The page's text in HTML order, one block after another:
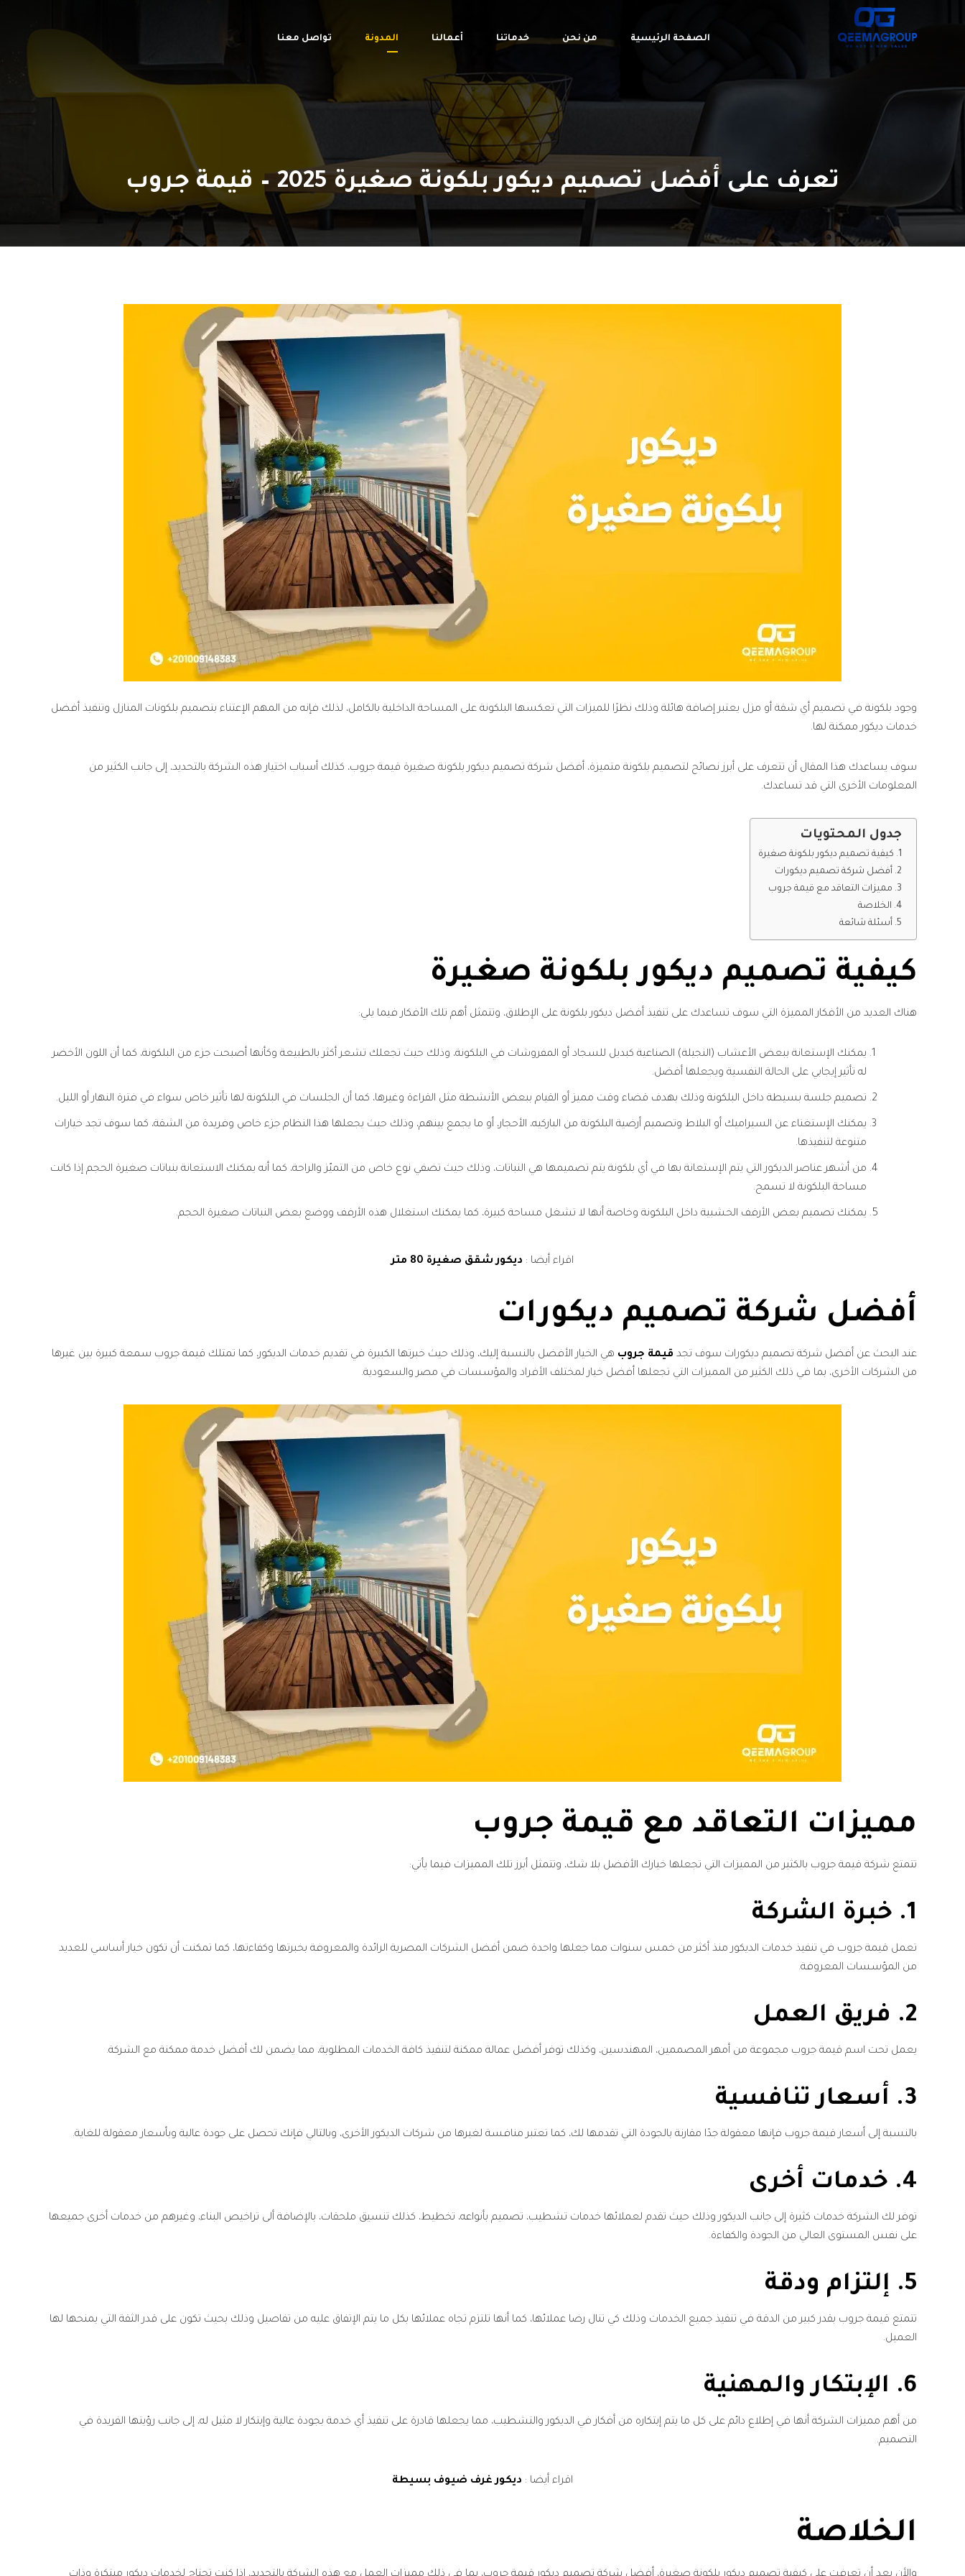
الصفحة الرئيسية من نحن خدماتنا أعمالنا المدونة تواصل معنا
تعرف على أفضل تصميم ديكور بلكونة صغيرة 2025 – قيمة جروب
وجود بلكونة في تصميم أي شقة أو مزل يعتبر إضافة هائلة وذلك نظرًا للميزات التي تعكسها البلكونة على المساحة الداخلية بالكامل، لذلك فإنه من المهم الإعتناء بتصميم بلكونات المنازل وتنفيذ أفضل
خدمات ديكور ممكنة لها.
سوف يساعدك هذا المقال أن تتعرف على أبرز نصائح لتصميم بلكونة متميزة، أفضل شركة تصميم ديكور بلكونة صغيرة قيمة جروب، كذلك أسباب اختيار هذه الشركة بالتحديد، إلى جانب الكثير من
المعلومات الأخرى التي قد تساعدك.
جدول المحتويات
كيفية تصميم ديكور بلكونة صغيرة
أفضل شركة تصميم ديكورات
مميزات التعاقد مع قيمة جروب
الخلاصة
أسئلة شائعة
كيفية تصميم ديكور بلكونة صغيرة
هناك العديد من الأفكار المميزة التي سوف تساعدك على تنفيذ أفضل ديكور بلكونة على الإطلاق، وتتمثل أهم تلك الأفكار فيما يلي:
يمكنك الإستعانة ببعض الأعشاب (النجيلة) الصناعية كبديل للسجاد أو المفروشات في البلكونة، وذلك حيث تجعلك تشعر أكثر بالطبيعة وكأنها أصبحت جزء من البلكونة، كما أن اللون الأخضر
له تأثير إيجابي على الحالة النفسية ويجعلها أفضل.
تصميم جلسة بسيطة داخل البلكونة وذلك بهدف قضاء وقت مميز أو القيام ببعض الأنشطة مثل القراءة وغيرها، كما أن الجلسات في البلكونة لها تأثير خاص سواء في فترة النهار أو الليل.
يمكنك الإستغناء عن السيراميك أو البلاط وتصميم أرضية البلكونة من الباركيه، الأحجار، أو ما يجمع بينهم، وذلك حيث يجعلها هذا النظام جزء خاص وفريدة من الشقة، كما سوف تجد خيارات
متنوعة لتنفيذها.
من أشهر عناصر الديكور التي يتم الإستعانة بها في أي بلكونة يتم تصميمها هي النباتات، وذلك حيث تضفي نوع خاص من التميّز والراحة، كما أنه يمكنك الاستعانة بنباتات صغيرة الحجم إذا كانت
مساحة البلكونة لا تسمح.
يمكنك تصميم بعض الأرفف الخشبية داخل البلكونة وخاصة أنها لا تشغل مساحة كبيرة، كما يمكنك استغلال هذه الأرفف ووضع بعض النباتات صغيرة الحجم.
اقراء أيضا : ديكور شقق صغيرة 80 متر
أفضل شركة تصميم ديكورات
عند البحث عن أفضل شركة تصميم ديكورات سوف تجد قيمة جروب هي الخيار الأفضل بالنسبة إليك، وذلك حيث خبرتها الكبيرة في تقديم خدمات الديكور، كما تمتلك قيمة جروب سمعة كبيرة بين غيرها
من الشركات الأخرى، بما في ذلك الكثير من المميزات التي تجعلها أفضل خيار لمختلف الأفراد والمؤسسات في مصر والسعودية.
مميزات التعاقد مع قيمة جروب
تتمتع شركة قيمة جروب بالكثير من المميزات التي تجعلها خيارك الأفضل بلا شك، وتتمثل أبرز تلك المميزات فيما يأتي:
1. خبرة الشركة
تعمل قيمة جروب في تنفيذ خدمات الديكور منذ أكثر من خمس سنوات مما جعلها واحدة ضمن أفضل الشركات المصرية الرائدة والمعروفة بخبرتها وكفاءتها، كما تمكنت أن تكون خيار أساسي للعديد
من المؤسسات المعروفة.
2. فريق العمل
يعمل تحت اسم قيمة جروب مجموعة من أمهر المصممين، المهندسين، وكذلك توفر أفضل عمالة ممكنة لتنفيذ كافة الخدمات المطلوبة، مما يضمن لك أفضل خدمة ممكنة مع الشركة.
3. أسعار تنافسية
بالنسبة إلى أسعار قيمة جروب فإنها معقولة جدًا مقارنة بالجودة التي تقدمها لك، كما تعتبر منافسة لغيرها من شركات الديكور الأخرى، وبالتالي فإنك تحصل على جودة عالية وبأسعار معقولة للغاية.
4. خدمات أخرى
توفر لك الشركة خدمات كثيرة إلى جانب الديكور وذلك حيث تقدم لعملائها خدمات تشطيب، تصميم بأنواعه، تخطيط، كذلك تنسيق ملحقات، بالإضافة ألى تراخيص البناء، وغيرهم من خدمات أخرى جميعها
على نفس المستوى العالي من الجودة والكفاءة.
5. إلتزام ودقة
تتمتع قيمة جروب بقدر كبير من الدقة في تنفيذ جميع الخدمات وذلك كي تنال رضا عملائها، كما أنها تلتزم تجاه عملائها بكل ما يتم الإتفاق عليه من تفاصيل وذلك بحيث تكون على قدر الثقة التي يمنحها لها
العميل.
6. الإبتكار والمهنية
من أهم مميزات الشركة أنها في إطلاع دائم على كل ما يتم إبتكاره من أفكار في الديكور والتشطيب، مما يجعلها قادرة على تنفيذ أي خدمة بجودة عالية وإبتكار لا مثيل له، إلى جانب رؤيتها الفريدة في
التصميم.
اقراء أيضا : ديكور غرف ضيوف بسيطة
الخلاصة